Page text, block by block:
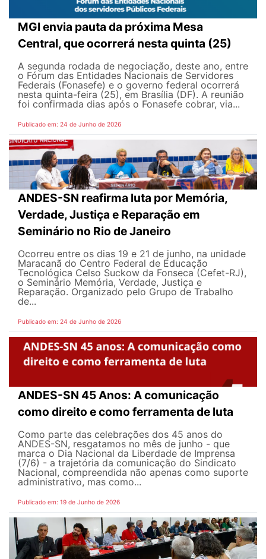
MGI envia pauta da próxima Mesa
Central, que ocorrerá nesta quinta (25)
A segunda rodada de negociação, deste ano, entre
o Fórum das Entidades Nacionais de Servidores
Federais (Fonasefe) e o governo federal ocorrerá
nesta quinta-feira (25), em Brasília (DF). A reunião
foi confirmada dias após o Fonasefe cobrar, via...
Publicado em: 24 de Junho de 2026
ANDES-SN reafirma luta por Memória,
Verdade, Justiça e Reparação em
Seminário no Rio de Janeiro
Ocorreu entre os dias 19 e 21 de junho, na unidade
Maracanã do Centro Federal de Educação
Tecnológica Celso Suckow da Fonseca (Cefet-RJ),
o Seminário Memória, Verdade, Justiça e
Reparação. Organizado pelo Grupo de Trabalho
de...
Publicado em: 24 de Junho de 2026
ANDES-SN 45 Anos: A comunicação
como direito e como ferramenta de luta
Como parte das celebrações dos 45 anos do
ANDES-SN, resgatamos no mês de junho - que
marca o Dia Nacional da Liberdade de Imprensa
(7/6) - a trajetória da comunicação do Sindicato
Nacional, compreendida não apenas como suporte
administrativo, mas como...
Publicado em: 19 de Junho de 2026